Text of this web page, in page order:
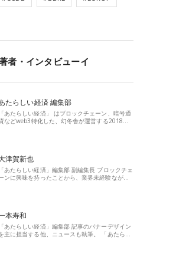
者・インタビューイ
たらしい経済 編集部
「あたらしい経済」 はブロックチェーン、暗号通
などweb3特化した、幻冬舎が運営する2018…
津賀新也
「あたらしい経済」編集部 副編集長 ブロックチェ
ンに興味を持ったことから、業界未経験なが…
本寿和
「あたらしい経済」編集部 記事のバナーデザイン
主に担当する他、ニュースも執筆。 「あたら…